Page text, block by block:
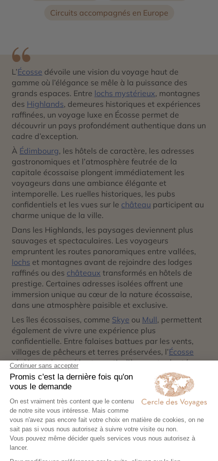
Circuits accompagnés en Europe
L’Écosse dévoile une vision du voyage haut de
gamme où l’élégance se mêle à la puissance des
grands espaces. Entre lochs mystérieux, montagnes
des Highlands, demeures historiques et expériences
raffinées, un voyage luxe en Écosse permet de
découvrir un pays profondément authentique dans un
cadre d’exception.
À Édimbourg, les hôtels de caractère, les adresses
gastronomiques et l’atmosphère feutrée de la
capitale écossaise plongent immédiatement les
voyageurs dans une ambiance élégante et
intemporelle. Les ruelles historiques, les pubs
confidentiels et les vues sur le château participent au
charme unique de la ville.
Dans les Highlands, les paysages deviennent plus
sauvages et spectaculaires. Les voyageurs
empruntent les routes panoramiques entre vallées,
lochs et montagnes avant de rejoindre des lodges
raffinés ou des châteaux transformés en hôtels de
prestige. Certaines adresses isolées offrent une
immersion unique au cœur de la nature écossaise,
dans une atmosphère paisible et exclusive.
Les îles écossaises, comme Skye ou Mull, permettent
également de vivre une expérience plus
confidentielle. Entre falaises battues par les vents,
villages de pêcheurs et terres préservées, l’Écosse
révèle une beauté brute particulièrement adaptée
aux voyages haut de gamme tournés vers la
contemplation et l’évasion.
Les amateurs d’expériences exclusives peuvent
également découvrir l’univers du whisky écossais lors
de dégustations privées, parcourir les Highlands à
bord d’untrain mythiqueou profiter des parcours de
golf les plus prestigieux du pays.